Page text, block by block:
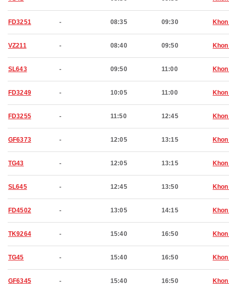
FD3251 - 08:35 09:30
VZ211 - 08:40 09:50
SL643 - 09:50 11:00
FD3249 - 10:05 11:00
FD3255 - 11:50 12:45
GF6373 - 12:05 13:15
TG43 - 12:05 13:15
SL645 - 12:45 13:50
FD4502 - 13:05 14:15
TK9264 - 15:40 16:50
TG45 - 15:40 16:50
GF6345 - 15:40 16:50